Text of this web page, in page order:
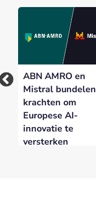
ABN AMRO en
Mistral bundelen
krachten om
Europese AI-
innovatie te
versterken